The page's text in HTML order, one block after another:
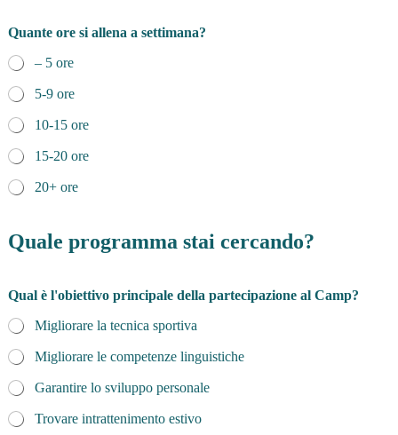
Quante ore si allena a settimana?
– 5 ore
5-9 ore
10-15 ore
15-20 ore
20+ ore
Quale programma stai cercando?
Qual è l'obiettivo principale della partecipazione al Camp?
Migliorare la tecnica sportiva
Migliorare le competenze linguistiche
Garantire lo sviluppo personale
Trovare intrattenimento estivo